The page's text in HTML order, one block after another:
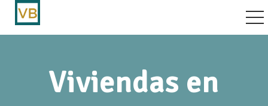
por palanca
Viviendas en